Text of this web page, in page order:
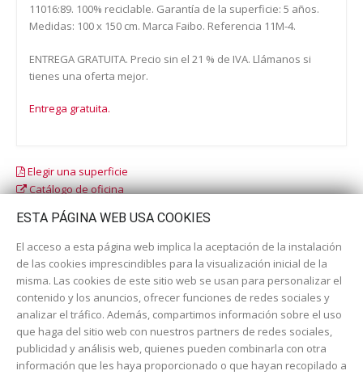
11016:89. 100% reciclable. Garantía de la superficie: 5 años.
Medidas: 100 x 150 cm. Marca Faibo. Referencia 11M-4.
ENTREGA GRATUITA. Precio sin el 21 % de IVA. Llámanos si
tienes una oferta mejor.
Entrega gratuita.
Elegir una superficie
Catálogo de oficina
ESTA PÁGINA WEB USA COOKIES
El acceso a esta página web implica la aceptación de la instalación
de las cookies imprescindibles para la visualización inicial de la
misma. Las cookies de este sitio web se usan para personalizar el
contenido y los anuncios, ofrecer funciones de redes sociales y
analizar el tráfico. Además, compartimos información sobre el uso
que haga del sitio web con nuestros partners de redes sociales,
publicidad y análisis web, quienes pueden combinarla con otra
información que les haya proporcionado o que hayan recopilado a